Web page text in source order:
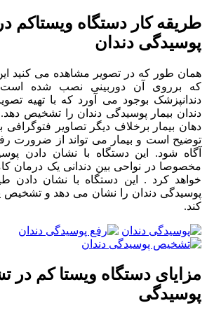
طریقه کار دستگاه ویستاکم
پوسیدگی دندان
همان طور که در تصویر مشاهده می کنید
که برروی آن دوربینی نصب شده است
دندانپزشک بوجود می آورد که با تهیه
دندان بیمار پوسیدگی دندان را تشخیص
دهان بیمار برخلاف دیگر تصاویر فتوگرافی
توضیح است و بیمار می تواند از ضرورت
آگاه شود. این دستگاه با نشان دادن
مخصوصا در نواحی بین دندانی یک درمان
پوسیدگی دندان را نشان می دهد و
کند.
مزایای دستگاه ویستا کم
پوسیدگی